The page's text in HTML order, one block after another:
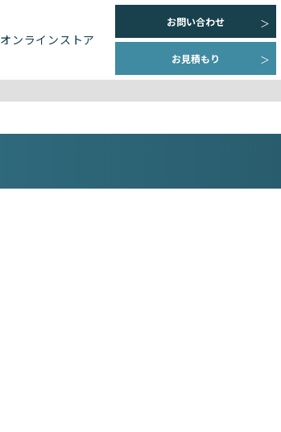
オンラインストア
お問い合わせ
お見積もり